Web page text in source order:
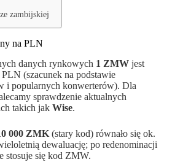
zambijskiej
na PLN
danych rynkowych 1 ZMW jest
(szacunek na podstawie
i popularnych konwerterów). Dla
sprawdzenie aktualnych
takich jak Wise.
000 ZMK (stary kod) równało się ok.
dewaluację; po redenominacji
stosuje się kod ZMW.